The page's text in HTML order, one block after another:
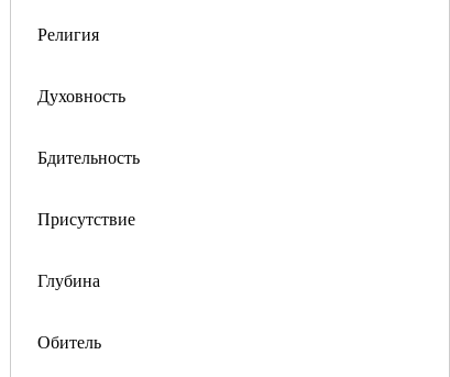
Религия
Духовность
Бдительность
Присутствие
Глубина
Обитель